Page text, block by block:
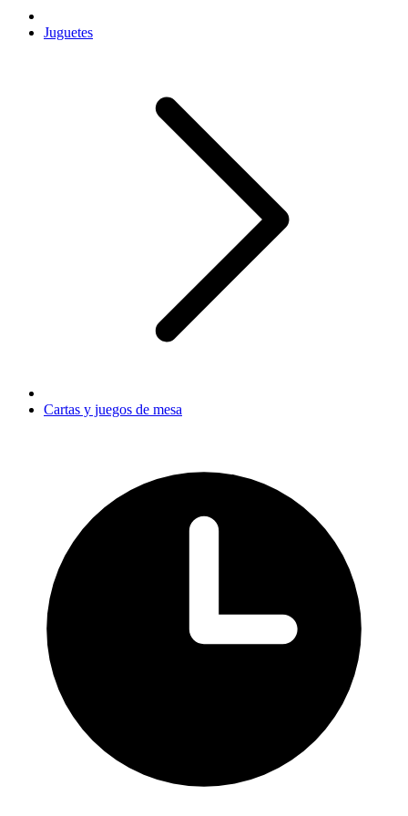
Juguetes
Cartas y juegos de mesa